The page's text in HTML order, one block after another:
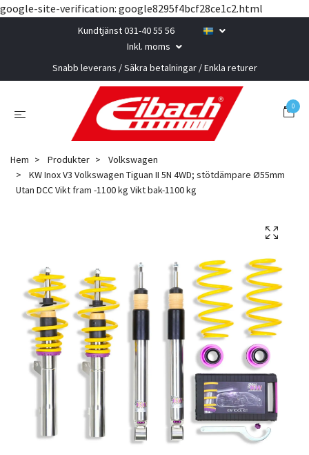
google-site-verification: google8295f4bcf28ce1c2.html
Kundtjänst 031-40 55 56
Inkl. moms
Snabb leverans / Säkra betalningar / Enkla returer
0
Hem Produkter
Volkswagen
KW Inox V3 Volkswagen Tiguan II 5N 4WD; stötdämpare Ø55mm
Utan DCC Vikt fram -1100 kg Vikt bak-1100 kg